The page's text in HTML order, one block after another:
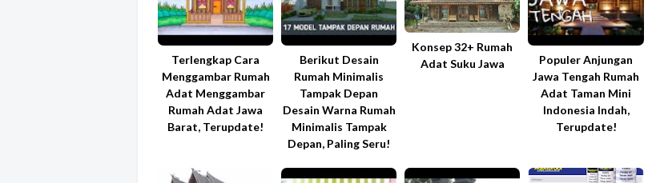
Terlengkap Cara
Menggambar Rumah
Adat Menggambar
Rumah Adat Jawa
Barat, Terupdate!
Berikut Desain
Rumah Minimalis
Tampak Depan
Desain Warna Rumah
Minimalis Tampak
Depan, Paling Seru!
Konsep 32+ Rumah
Adat Suku Jawa
Populer Anjungan
Jawa Tengah Rumah
Adat Taman Mini
Indonesia Indah,
Terupdate!